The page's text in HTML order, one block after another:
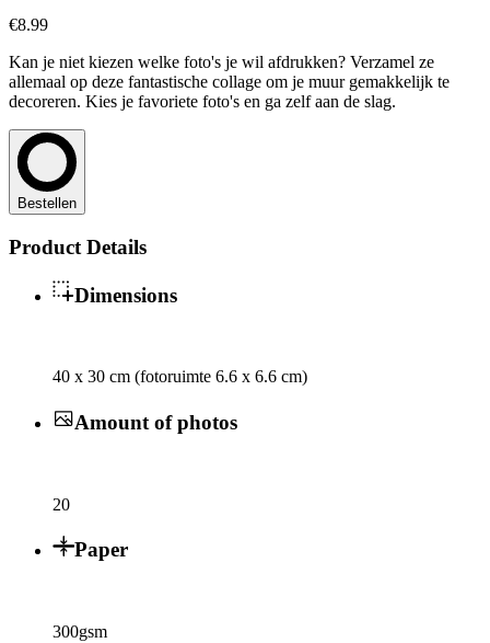
€8.99
Kan je niet kiezen welke foto's je wil afdrukken? Verzamel ze
allemaal op deze fantastische collage om je muur gemakkelijk te
decoreren. Kies je favoriete foto's en ga zelf aan de slag.
Bestellen
Product Details
Dimensions
40 x 30 cm (fotoruimte 6.6 x 6.6 cm)
Amount of photos
20
Paper
300gsm